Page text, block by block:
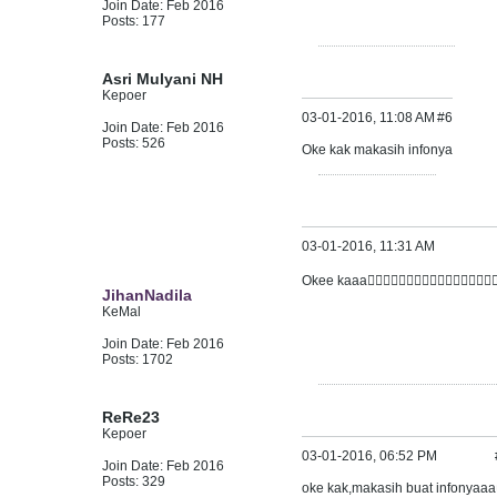
Join Date: Feb 2016
Posts: 177
Asri Mulyani NH
Kepoer
Join Date: Feb 2016
Posts: 526
#6
03-01-2016, 11:08 AM
Oke kak makasih infonya
JihanNadila
KeMal
Join Date: Feb 2016
Posts: 1702
03-01-2016, 11:31 AM
Okee
ReRe23
Kepoer
Join Date: Feb 2016
Posts: 329
03-01-2016, 06:52 PM
oke kak,makasih buat